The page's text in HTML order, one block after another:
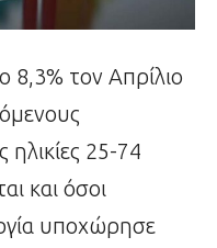
8,3% τον Απρίλιο
25-74
και όσοι
υποχώρησε